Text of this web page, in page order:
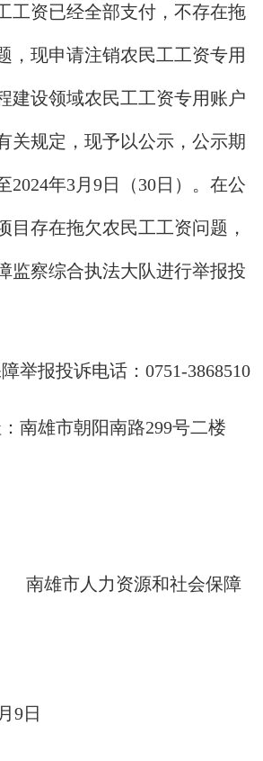
工资已经全部支付，不存在拖
，现申请注销农民工工资专用
建设领域农民工工资专用账户
关规定，现予以公示，公示期
2024年3月9日（30日）。在公
目存在拖欠农民工工资问题，
监察综合执法大队进行举报投
举报投诉电话：0751-3868510
南雄市朝阳南路299号二楼
资源和社会保障
9日